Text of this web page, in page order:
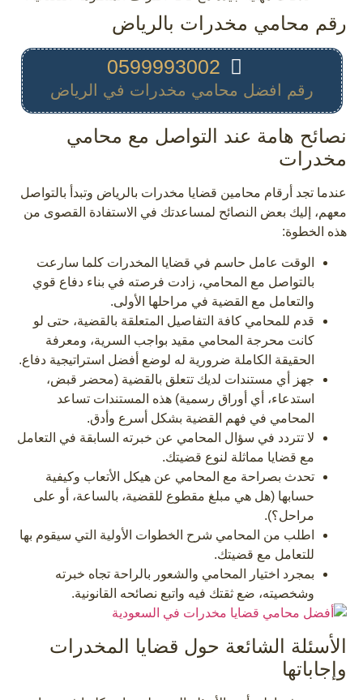
رقم محامي مخدرات بالرياض
رقم افضل محامي مخدرات في الرياض
نصائح هامة عند التواصل مع محامي
مخدرات
عندما تجد أرقام محامين قضايا مخدرات بالرياض وتبدأ بالتواصل
معهم، إليك بعض النصائح لمساعدتك في الاستفادة القصوى من
هذه الخطوة:
الوقت عامل حاسم في قضايا المخدرات كلما سارعت
بالتواصل مع المحامي، زادت فرصته في بناء دفاع قوي
والتعامل مع القضية في مراحلها الأولى.
قدم للمحامي كافة التفاصيل المتعلقة بالقضية، حتى لو
كانت محرجة المحامي مقيد بواجب السرية، ومعرفة
الحقيقة الكاملة ضرورية له لوضع أفضل استراتيجية دفاع.
جهز أي مستندات لديك تتعلق بالقضية (محضر قبض،
استدعاء، أي أوراق رسمية) هذه المستندات تساعد
المحامي في فهم القضية بشكل أسرع وأدق.
لا تتردد في سؤال المحامي عن خبرته السابقة في التعامل
مع قضايا مماثلة لنوع قضيتك.
تحدث بصراحة مع المحامي عن هيكل الأتعاب وكيفية
حسابها (هل هي مبلغ مقطوع للقضية، بالساعة، أو على
مراحل؟).
اطلب من المحامي شرح الخطوات الأولية التي سيقوم بها
للتعامل مع قضيتك.
بمجرد اختيار المحامي والشعور بالراحة تجاه خبرته
وشخصيته، ضع ثقتك فيه واتبع نصائحه القانونية.
الأسئلة الشائعة حول قضايا المخدرات
وإجاباتها